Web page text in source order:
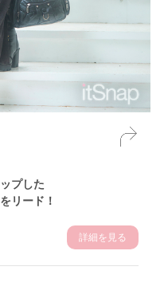
プした
リード！
詳細を見る